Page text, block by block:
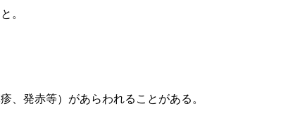
。
発赤等）があらわれることがある。